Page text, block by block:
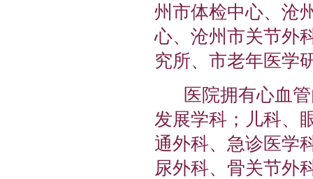
州市体检中心、沧
心、沧州市关节外
究所、市老年医学
医院拥有心血管
发展学科；儿科、
通外科、急诊医学
尿外科、骨关节外